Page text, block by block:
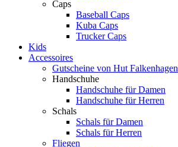
Caps
Baseball Caps
Kuba Caps
Trucker Caps
Kids
Accessoires
Gutscheine von Hut Falkenhagen
Handschuhe
Handschuhe für Damen
Handschuhe für Herren
Schals
Schals für Damen
Schals für Herren
Fliegen